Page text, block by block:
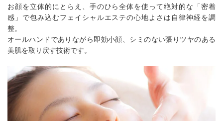
お顔を立体的にとらえ、手のひら全体を使って絶対的な「密着
感」で包み込むフェイシャルエステの心地よさは自律神経を調
整。
オールハンドでありながら即効小顔、シミのない張りツヤのある
美肌を取り戻す技術です。